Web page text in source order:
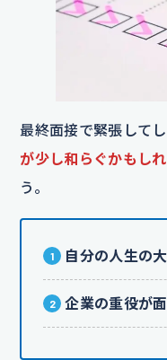
最終面接で緊張して
が少し和らぐかもし
う。
自分の人生の
企業の重役が